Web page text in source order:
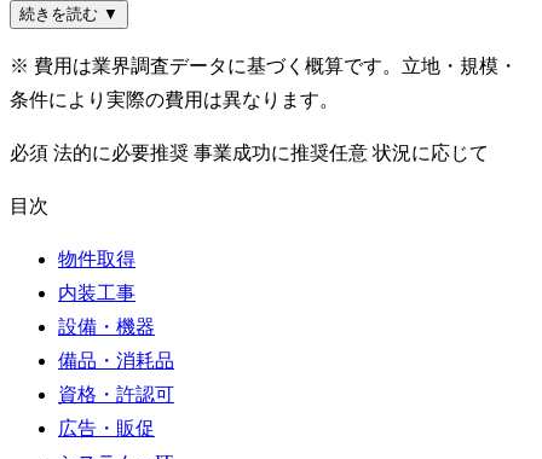
続きを読む ▼
※ 費用は業界調査データに基づく概算です。立地・規模・
条件により実際の費用は異なります。
必須 法的に必要推奨 事業成功に推奨任意 状況に応じて
目次
物件取得
内装工事
設備・機器
備品・消耗品
資格・許認可
広告・販促